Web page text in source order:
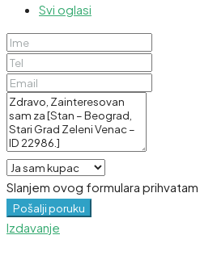
Svi oglasi
Slanjem ovog formulara prihvatam
Pošalji poruku
Izdavanje